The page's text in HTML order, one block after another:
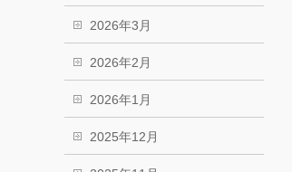
2026年3月
2026年2月
2026年1月
2025年12月